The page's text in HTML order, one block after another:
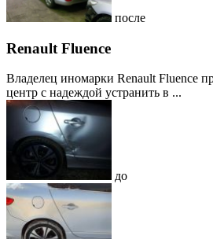
после
Renault Fluence
Владелец иномарки Renault Fluence
центр с надеждой устранить в ...
до